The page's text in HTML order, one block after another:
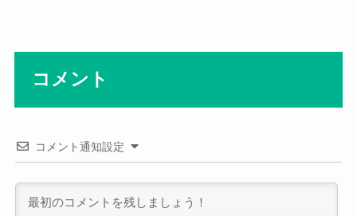
コメント
コメント通知設定